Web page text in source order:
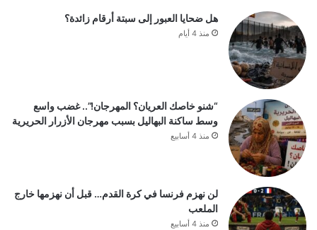
هل ضحايا العبور إلى سبتة أرقام زائدة؟
منذ 4 أيام
“شنو خاصك العريان؟ المهرجان!”.. غضب واسع
وسط ساكنة البهاليل بسبب مهرجان الأزرار الحريرية
منذ 4 أسابيع
لن نهزم فرنسا في كرة القدم… قبل أن نهزمها خارج
الملعب
منذ 4 أسابيع